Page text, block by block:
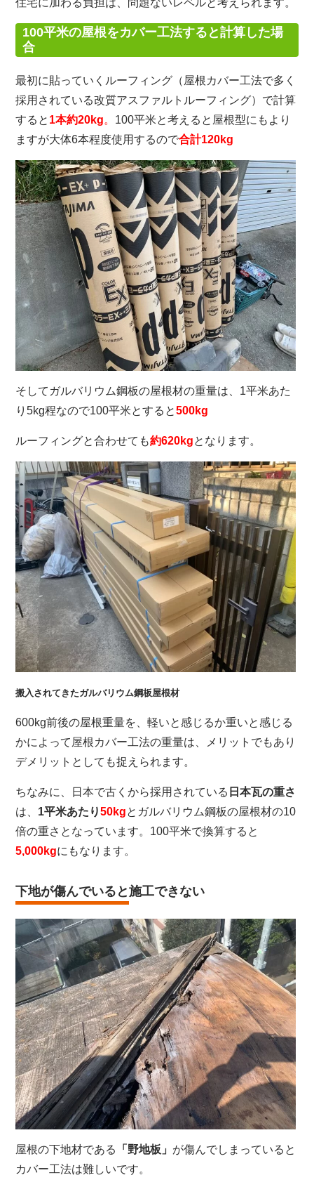
住宅に加わる負担は、問題ないレベルと考えられます。
100平米の屋根をカバー工法すると計算した場
合
最初に貼っていくルーフィング（屋根カバー工法で多く
採用されている改質アスファルトルーフィング）で計算
すると 1本約20kg。 100平米と考えると屋根型にもより
ますが大体6本程度使用するので合計120kg
そしてガルバリウム鋼板の屋根材の重量は、1平米あた
り5kg程なので100平米とすると500kg
ルーフィングと合わせても約620kgとなります。
搬入されてきたガルバリウム鋼板屋根材
600kg前後の屋根重量を、軽いと感じるか重いと感じる
かによって屋根カバー工法の重量は、メリットでもあり
デメリットとしても捉えられます。
ちなみに、日本で古くから採用されている 日本瓦の重さ
は、 1平米あたり50kgとガルバリウム鋼板の屋根材の10
倍の重さとなっています。100平米で換算すると
5,000kgにもなります。
下地が傷んでいると施工できない
屋根の下地材である 「野地板」 が傷んでしまっていると
カバー工法は難しいです。